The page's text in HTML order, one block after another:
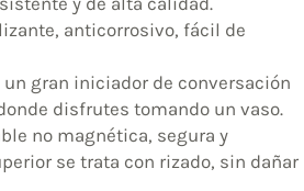
anticorrosivo, fácil de
gran iniciador de conversación
disfrutes tomando un vaso.
no magnética, segura y
se trata con rizado, sin dañar